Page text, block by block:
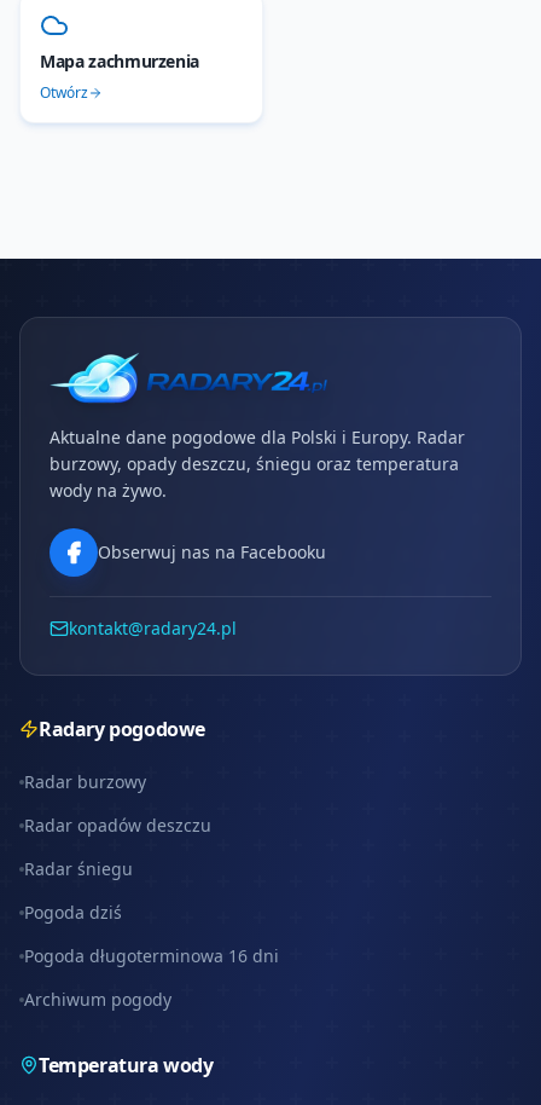
Mapa zachmurzenia
Otwórz
Aktualne dane pogodowe dla Polski i Europy. Radar
burzowy, opady deszczu, śniegu oraz temperatura
wody na żywo.
Obserwuj nas na Facebooku
kontakt@radary24.pl
Radary pogodowe
Radar burzowy
Radar opadów deszczu
Radar śniegu
Pogoda dziś
Pogoda długoterminowa 16 dni
Archiwum pogody
Temperatura wody